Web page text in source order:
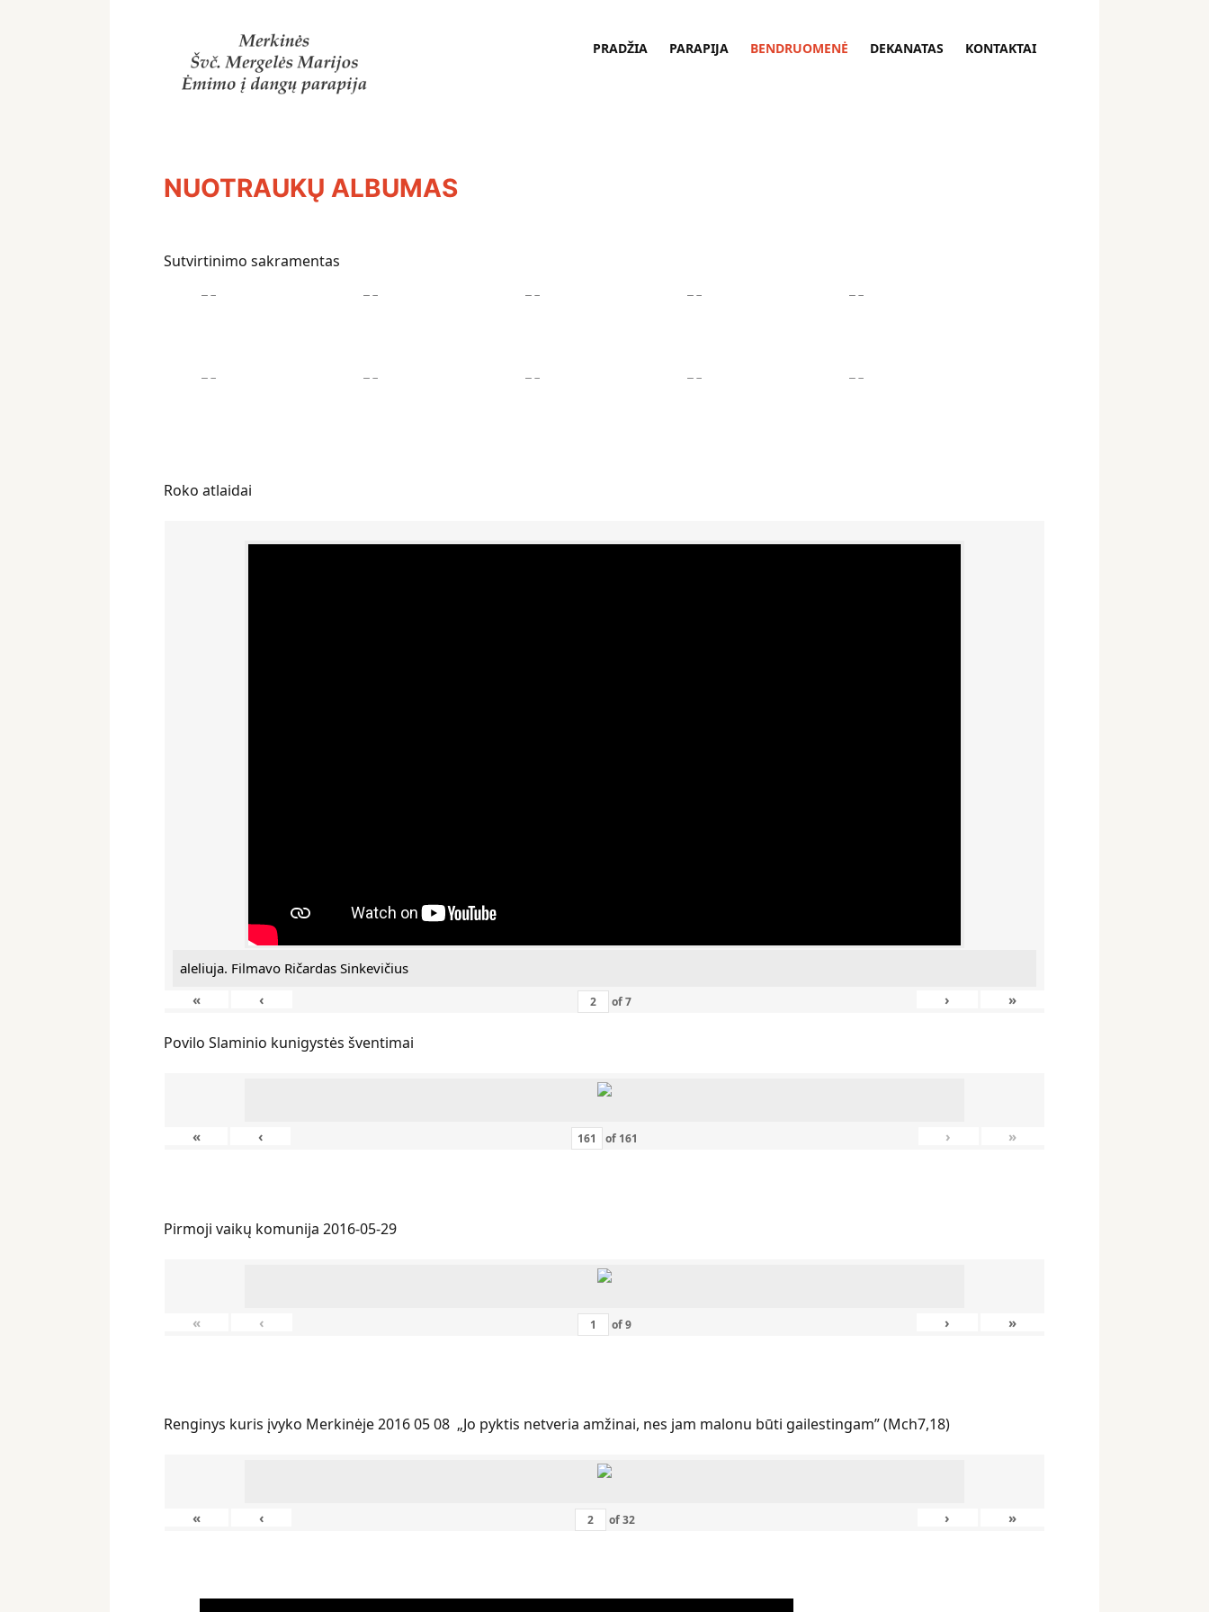
PRADŽIA PARAPIJA BENDRUOMENĖ DEKANATAS KONTAKTAI
NUOTRAUKŲ ALBUMAS
Sutvirtinimo sakramentas
Roko atlaidai
aleliuja. Filmavo Ričardas Sinkevičius
«
‹ of7 › »
Povilo Slaminio kunigystės šventimai
« ‹ of 161 › »
Pirmoji vaikų komunija 2016-05-29
« ‹ of9 › »
Renginys kuris įvyko Merkinėje 2016 05 08 „Jo pyktis netveria amžinai, nes jam malonu būti gailestingam” (Mch7,18)
« ‹ of32 › »